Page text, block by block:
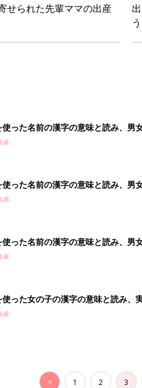
せられた先輩ママの出産
う
使った名前の漢字の意味と読み、
産
使った名前の漢字の意味と読み、
産
使った名前の漢字の意味と読み、
産
使った女の子の漢字の意味と読み
産
< 1 2 3